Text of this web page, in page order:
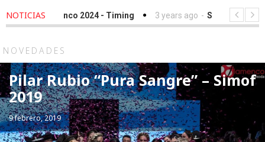
NOTICIAS2024 - Timing 3 years ago - Simof 2023 - Timing
NOVEDADES
Pilar Rubio “Pura Sangre” – Simof
2019
9 febrero, 2019